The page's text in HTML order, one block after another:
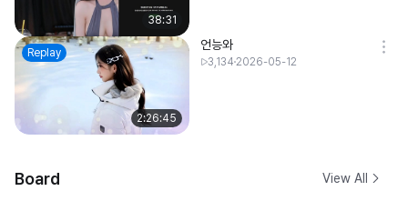
38:31
Replay
2:26:45
언능와
3,134 2026-05-12
Board View All